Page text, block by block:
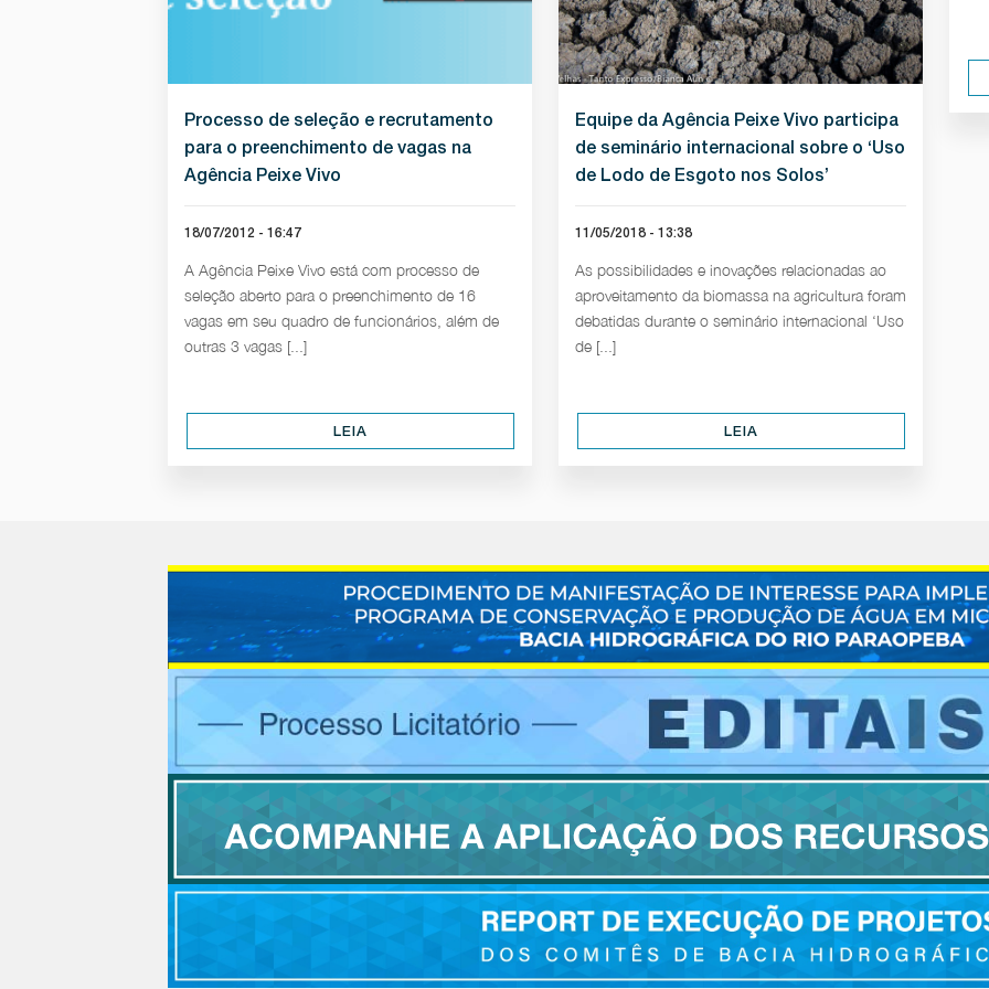
Processo de seleção e recrutamento
para o preenchimento de vagas na
Agência Peixe Vivo
18/07/2012 - 16:47
A Agência Peixe Vivo está com processo de
seleção aberto para o preenchimento de 16
vagas em seu quadro de funcionários, além de
outras 3 vagas [...]
LEIA
Equipe da Agência Peixe Vivo participa
de seminário internacional sobre o ‘Uso
de Lodo de Esgoto nos Solos’
11/05/2018 - 13:38
As possibilidades e inovações relacionadas ao
aproveitamento da biomassa na agricultura foram
debatidas durante o seminário internacional ‘Uso
de [...]
LEIA